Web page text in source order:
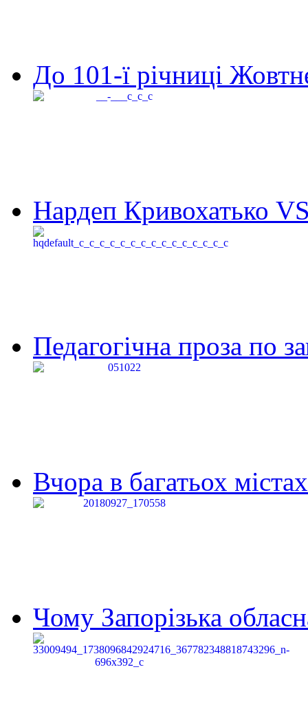
До 101-ї річниці
Нардеп Кривохатько
Педагогічна проза по
Вчора в багатьох
Чому Запорізька